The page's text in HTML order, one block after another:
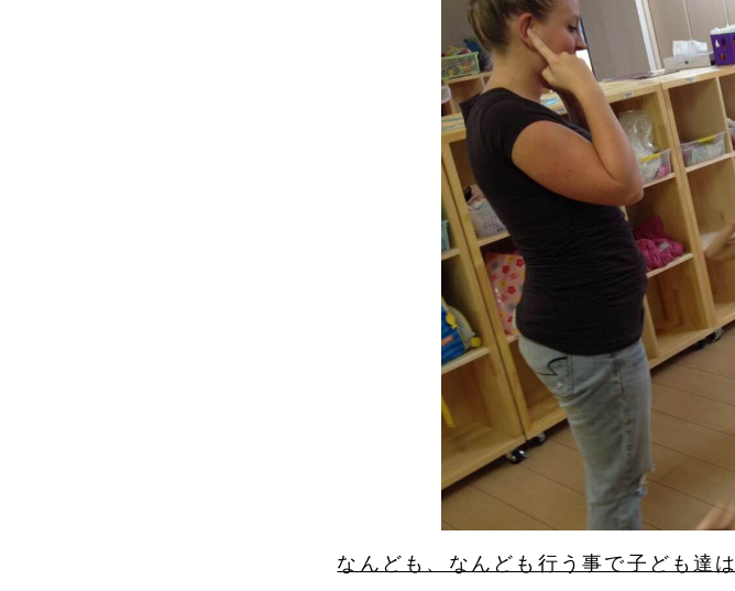
なんども、なんども行う事で子ども達は